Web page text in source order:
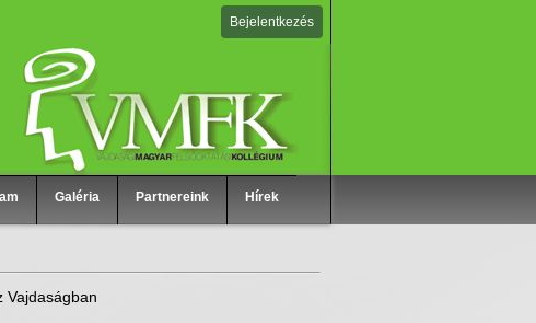
Bejelentkezés
Galéria Partnereink Hírek
Vajdaságban